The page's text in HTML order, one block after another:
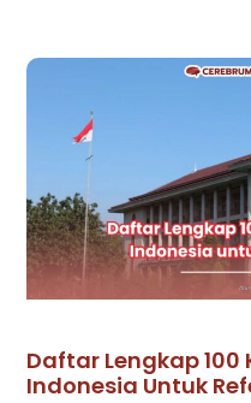
Daftar Lengkap 100
Indonesia Untuk